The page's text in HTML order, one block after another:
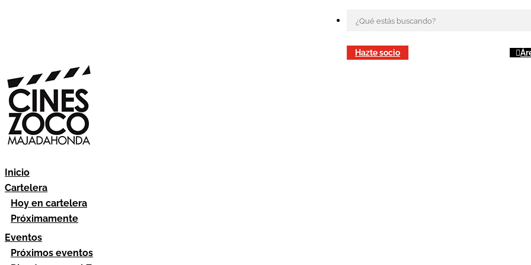
Hazte socio
Inicio
Cartelera
Hoy en cartelera
Próximamente
Eventos
Próximos eventos